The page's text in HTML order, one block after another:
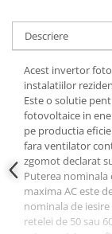
Descriere
Acest invertor
instalatiilor
Este o solutie
fotovoltaice in
pe productia
fara ventilator
zgomot declarat
Puterea nominala
maxima AC este
nominala de
retelei de 50 sau